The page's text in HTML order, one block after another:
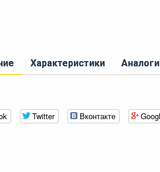
Характеристики Аналоги
Twitter Вконтакте